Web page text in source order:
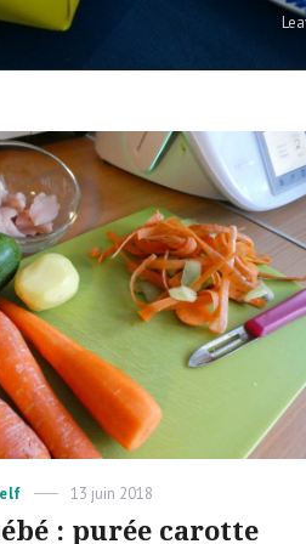
Posted
13 juin 2018
: purée carotte